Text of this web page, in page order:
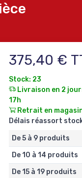
375,40 €
Stock: 23
Livraison en 2
17h
Retrait en
Délais réassort
De 5 à 9 produits
De 10 à 14 produits
De 15 à 19 produits